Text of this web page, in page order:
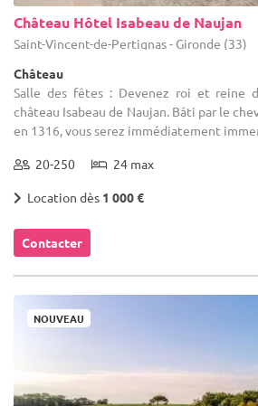
Château Hôtel Isabeau de Naujan
Saint-Vincent-de-Pertignas - Gironde (33)
Château
Salle des fêtes : Devenez roi et reine
château Isabeau de Naujan. Bâti par le
en 1316, vous serez immédiatement
20-250 24 max
Location dès 1 000 €
Contacter
NOUVEAU